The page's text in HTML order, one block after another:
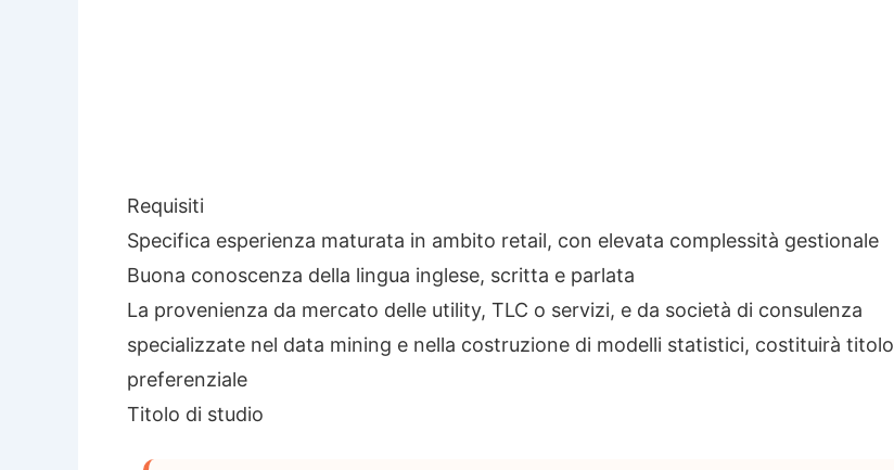
Requisiti
Specifica esperienza maturata in ambito retail, con elevata complessità gestionale
Buona conoscenza della lingua inglese, scritta e parlata
La provenienza da mercato delle utility, TLC o servizi, e da società di consulenza
specializzate nel data mining e nella costruzione di modelli statistici, costituirà titolo
preferenziale
Titolo di studio